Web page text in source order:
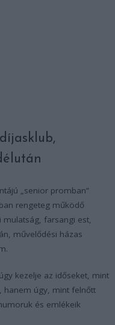
„senior promban”
rengeteg működő
farsangi est,
művelődési házas
kezelje az időseket, mint
hanem úgy, mint felnőtt
és emlékeik